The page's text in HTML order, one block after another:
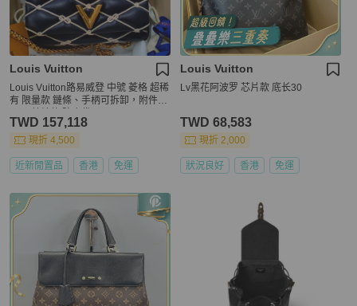
Louis Vuitton
Louis Vuitton路易威登 中號 菱格 超稀
有 限量款 鏈條、手柄可拆卸，附件鏡
TWD 157,118
現折 4,500
近新閒置品 香港 免運
Louis Vuitton
Lv黑花阿波罗 芯片款 底长30
TWD 68,583
現折 2,000
狀況良好 香港 免運